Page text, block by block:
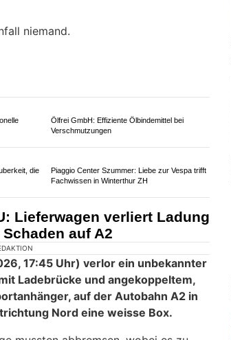
für
ZG: Für
Zertifizierte Kosmetikschule Petervari – Starten
Sie Ihre Karriere
dreht sich nach Aufprall um
einspurig